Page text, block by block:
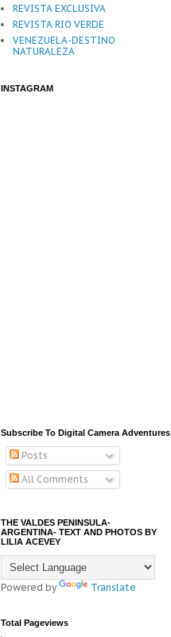
REVISTA EXCLUSIVA
REVISTA RIO VERDE
VENEZUELA-DESTINO
NATURALEZA
INSTAGRAM
Subscribe To Digital Camera Adventures
Posts
All Comments
THE VALDES PENINSULA-
ARGENTINA- TEXT AND PHOTOS BY
LILIA ACEVEY
Powered by Translate
Total Pageviews